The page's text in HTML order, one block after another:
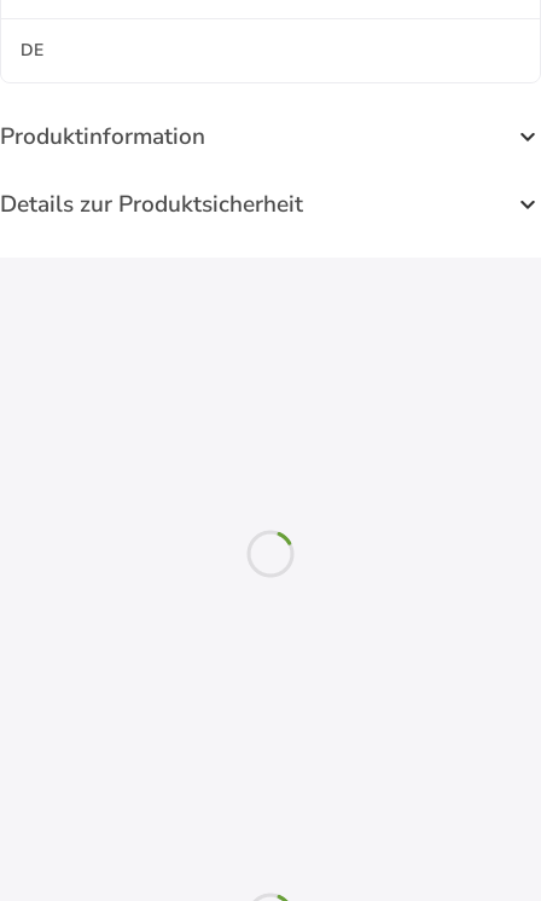
DE
Produktinformation
Details zur Produktsicherheit